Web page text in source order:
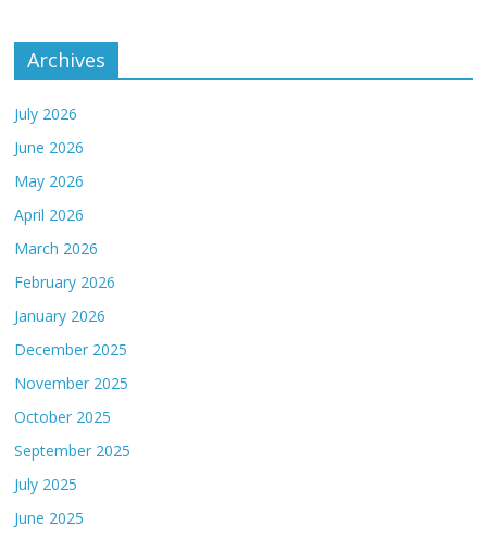
Archives
July 2026
June 2026
May 2026
April 2026
March 2026
February 2026
January 2026
December 2025
November 2025
October 2025
September 2025
July 2025
June 2025